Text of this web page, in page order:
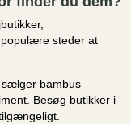
steder at
bambus
Besøg butikker i